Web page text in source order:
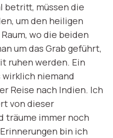
betritt, müssen die
um den heiligen
wo die beiden
um das Grab geführt,
ruhen werden. Ein
wirklich niemand
Reise nach Indien. Ich
von dieser
träume immer noch
bin ich